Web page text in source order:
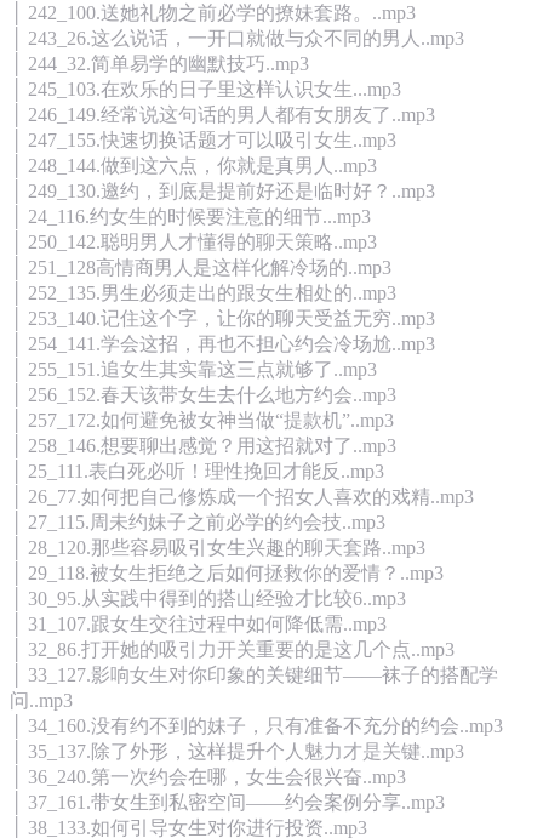
│ 242_100.送她礼物之前必学的撩妹套路。..mp3
│ 243_26.这么说话，一开口就做与众不同的男人..mp3
│ 244_32.简单易学的幽默技巧..mp3
│ 245_103.在欢乐的日子里这样认识女生...mp3
│ 246_149.经常说这句话的男人都有女朋友了..mp3
│ 247_155.快速切换话题才可以吸引女生..mp3
│ 248_144.做到这六点，你就是真男人..mp3
│ 249_130.邀约，到底是提前好还是临时好？..mp3
│ 24_116.约女生的时候要注意的细节...mp3
│ 250_142.聪明男人才懂得的聊天策略..mp3
│ 251_128高情商男人是这样化解冷场的..mp3
│ 252_135.男生必须走出的跟女生相处的..mp3
│ 253_140.记住这个字，让你的聊天受益无穷..mp3
│ 254_141.学会这招，再也不担心约会冷场尬..mp3
│ 255_151.追女生其实靠这三点就够了..mp3
│ 256_152.春天该带女生去什么地方约会..mp3
│ 257_172.如何避免被女神当做“提款机”..mp3
│ 258_146.想要聊出感觉？用这招就对了..mp3
│ 25_111.表白死必听！理性挽回才能反..mp3
│ 26_77.如何把自己修炼成一个招女人喜欢的戏精..mp3
│ 27_115.周未约妹子之前必学的约会技..mp3
│ 28_120.那些容易吸引女生兴趣的聊天套路..mp3
│ 29_118.被女生拒绝之后如何拯救你的爱情？..mp3
│ 30_95.从实践中得到的搭山经验才比较6..mp3
│ 31_107.跟女生交往过程中如何降低需..mp3
│ 32_86.打开她的吸引力开关重要的是这几个点..mp3
│ 33_127.影响女生对你印象的关键细节——袜子的搭配学
问..mp3
│ 34_160.没有约不到的妹子，只有准备不充分的约会..mp3
│ 35_137.除了外形，这样提升个人魅力才是关键..mp3
│ 36_240.第一次约会在哪，女生会很兴奋..mp3
│ 37_161.带女生到私密空间——约会案例分享..mp3
│ 38_133.如何引导女生对你进行投资..mp3